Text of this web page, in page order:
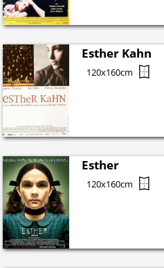
Esther Kahn
120x160cm
Esther
120x160cm